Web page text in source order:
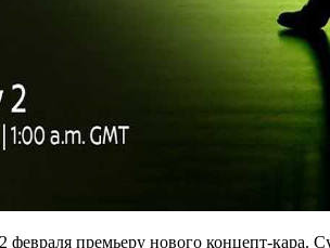
февраля премьеру нового концепт-кара.